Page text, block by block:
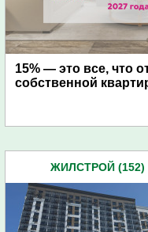
15% — это все, что
собственной
ЖИЛСТРОЙ (152)